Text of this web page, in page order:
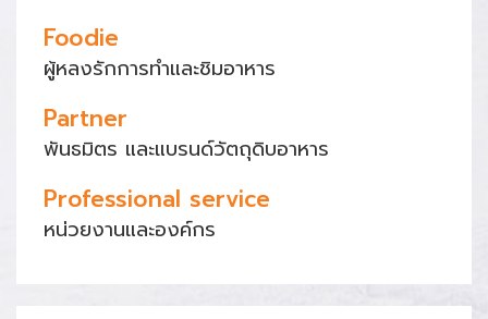
Foodie
ผู้หลงรักการทำและชิมอาหาร
Partner
พันธมิตร และแบรนด์วัตถุดิบอาหาร
Professional service
หน่วยงานและองค์กร